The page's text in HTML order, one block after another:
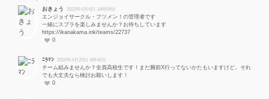
おきょう 2020年4月4日 14時58分
エンジョイサークル・フツメン！の管理者です
一緒にスプラを楽しみませんか？お待ちしています
https://ikanakama.ink/teams/22737
0
ﾆﾗﾏﾝ 2020年4月25日 0時40分
チーム組みませんか？全員高校生です！まだ腕前X行ってないかたもいますけど。それ
でも大丈夫なら検討お願いします！
0